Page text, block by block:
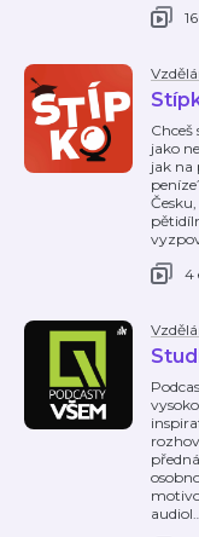
jako
jak na
4
audiol